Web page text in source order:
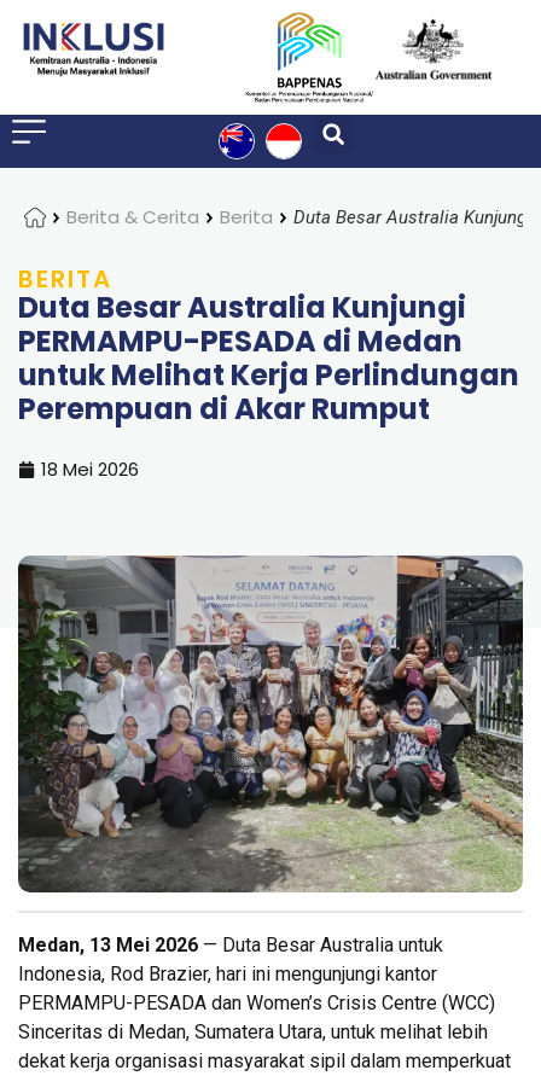
HomeBerita & Cerita Berita
BERITA
Duta Besar Australia Kunjungi
PERMAMPU-PESADA di Medan
untuk Melihat Kerja Perlindungan
Perempuan di Akar Rumput
18 Mei 2026
Medan, 13 Mei 2026 — Duta Besar Australia untuk
Indonesia, Rod Brazier, hari ini mengunjungi kantor
PERMAMPU-PESADA dan Women’s Crisis Centre (WCC)
Sinceritas di Medan, Sumatera Utara, untuk melihat lebih
dekat kerja organisasi masyarakat sipil dalam memperkuat